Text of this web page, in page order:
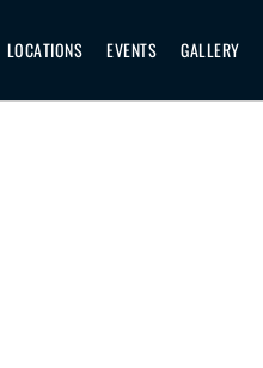
LOCATIONS EVENTS GALLERY